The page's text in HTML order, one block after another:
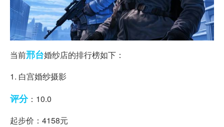
当前邢台婚纱店的排行榜如下：
1. 白宫婚纱摄影
评分：10.0
起步价：4158元